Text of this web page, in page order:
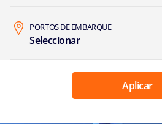
PORTOS DE EMBARQUE
Seleccionar
Aplicar